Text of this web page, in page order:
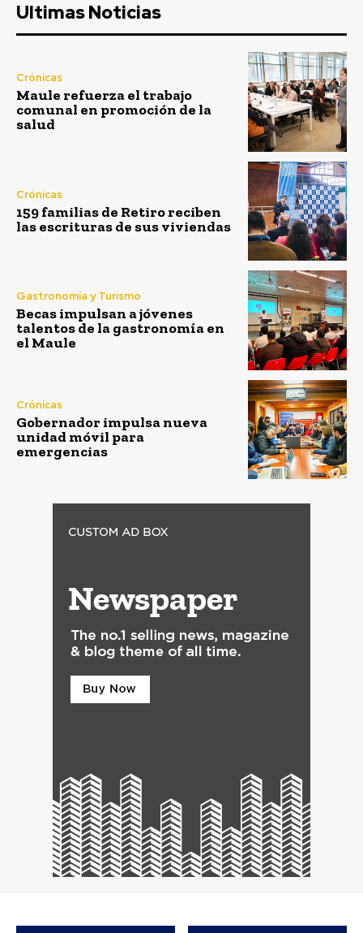
Ultimas Noticias
Crónicas
Maule refuerza el trabajo
comunal en promoción de la
salud
Crónicas
159 familias de Retiro reciben
las escrituras de sus viviendas
Gastronomía y Turismo
Becas impulsan a jóvenes
talentos de la gastronomía en
el Maule
Crónicas
Gobernador impulsa nueva
unidad móvil para
emergencias